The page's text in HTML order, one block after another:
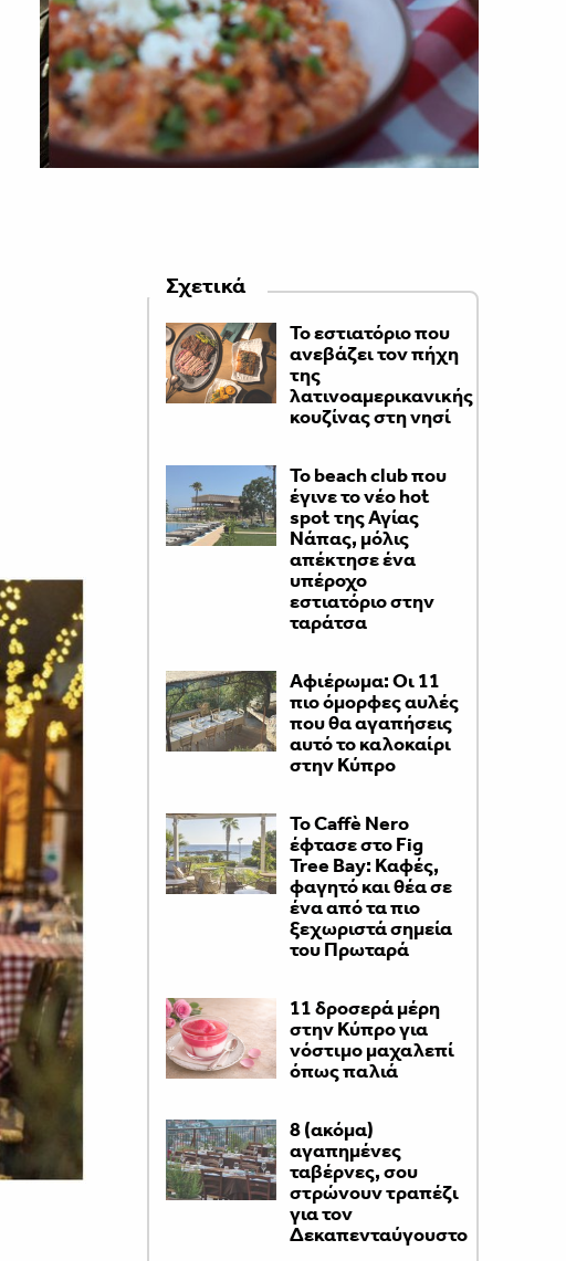
Σχετικά
Το εστιατόριο που
ανεβάζει τον πήχη
της
λατινοαμερικανικής
κουζίνας στη νησί
Το beach club που
έγινε το νέο hot
spot της Αγίας
Νάπας, μόλις
απέκτησε ένα
υπέροχο
εστιατόριο στην
ταράτσα
Αφιέρωμα: Οι 11
πιο όμορφες αυλές
που θα αγαπήσεις
αυτό το καλοκαίρι
στην Κύπρο
Το Caffè Nero
έφτασε στο Fig
Tree Bay: Καφές,
φαγητό και θέα σε
ένα από τα πιο
ξεχωριστά σημεία
του Πρωταρά
11 δροσερά μέρη
στην Κύπρο για
νόστιμο μαχαλεπί
όπως παλιά
8 (ακόμα)
αγαπημένες
ταβέρνες, σου
στρώνουν τραπέζι
για τον
Δεκαπενταύγουστο